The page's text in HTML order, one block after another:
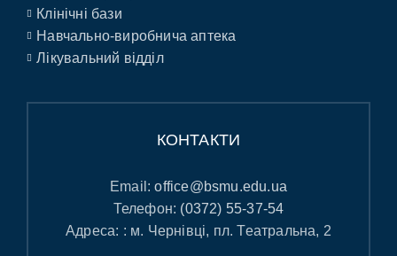
Клінічні бази
Навчально-виробнича аптека
Лікувальний відділ
КОНТАКТИ
Email:office@bsmu.edu.ua
Телефон: (0372) 55-37-54
Адреса: : м. Чернівці, пл. Театральна, 2